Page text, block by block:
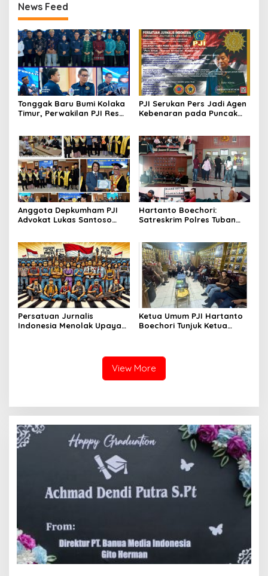
News Feed
Tonggak Baru Bumi Kolaka
Timur, Perwakilan PJI Resmi
PJI Serukan Pers Jadi Agen
Kebenaran pada Puncak
Anggota Depkumham PJI
Advokat Lukas Santoso
Hartanto Boechori:
Satreskrim Polres Tuban
Jurnalis
Persatuan Jurnalis
Indonesia Menolak Upaya
Ketua Umum PJI Hartanto
Boechori Tunjuk Ketua
View More